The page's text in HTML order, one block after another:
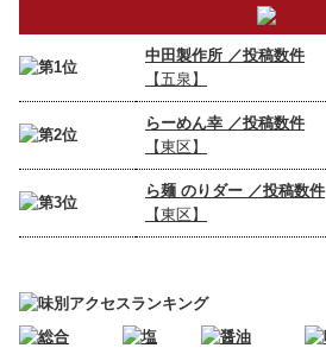
中田製作所 ／投稿数件
【五泉】
らーめん幸 ／投稿数件
【東区】
ら麺 のりダー ／投稿数件
【東区】